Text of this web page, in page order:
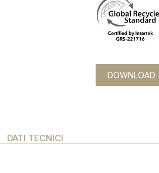
DOWNLOAD
DATI TECNICI